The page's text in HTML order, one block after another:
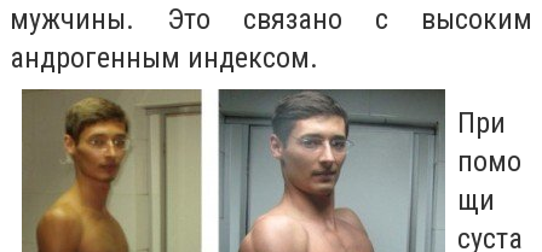
мужчины. Это связано с высоким
андрогенным индексом.
При
помо
щи
суста